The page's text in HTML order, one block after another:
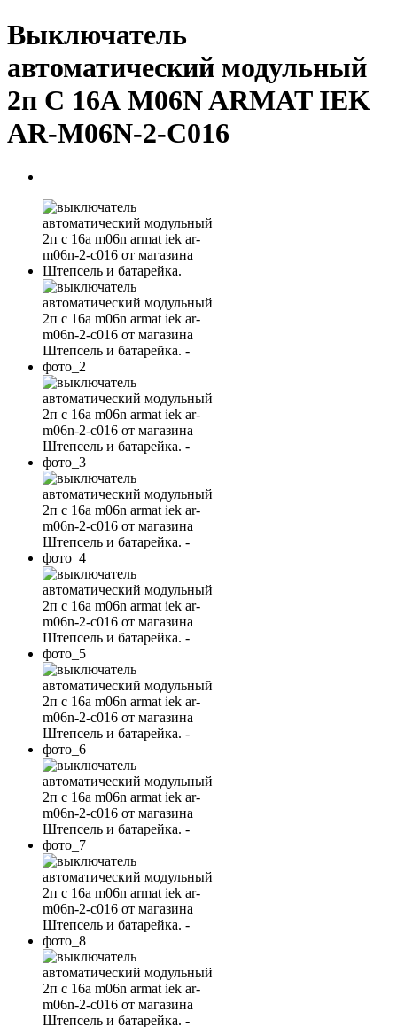
Выключатель
автоматический модульный
2п C 16А M06N ARMAT IEK
AR-M06N-2-C016